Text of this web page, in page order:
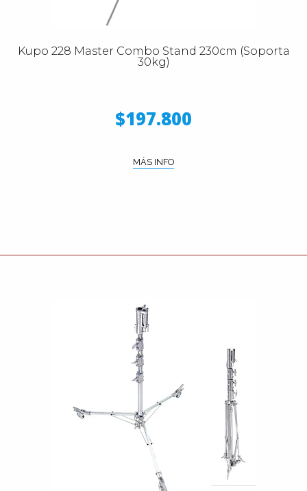
Kupo 228 Master Combo Stand 230cm (Soporta
30kg)
$197.800
MÁS INFO